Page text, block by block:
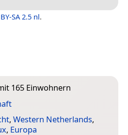
SA 2.5 nl.
165 Einwohnern
, Western Netherlands,
, Europa